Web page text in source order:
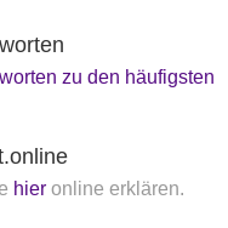
zu den häufigsten
hier online erklären.